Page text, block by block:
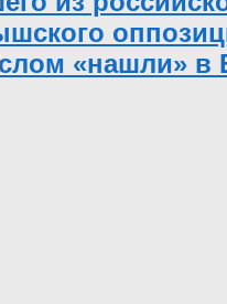
«нашли» в